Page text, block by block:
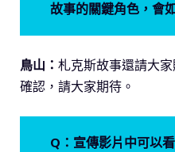
故事的關鍵角色，會
鳥山： 札克斯故事還請大
確認，請大家期待。
Q：宣傳影片中可以